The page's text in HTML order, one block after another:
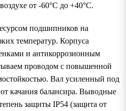
от -60°С до +40°С.
подшипников на
температур. Корпуса
и антикоррозионным
проводом с повышенной
Вал усиленный под
качания балансира. Выводные
защиты IP54 (защита от